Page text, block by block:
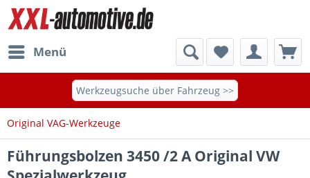
Menü
Werkzeugsuche über Fahrzeug >>
Original VAG-Werkzeuge
Führungsbolzen 3450 /2 A Original VW